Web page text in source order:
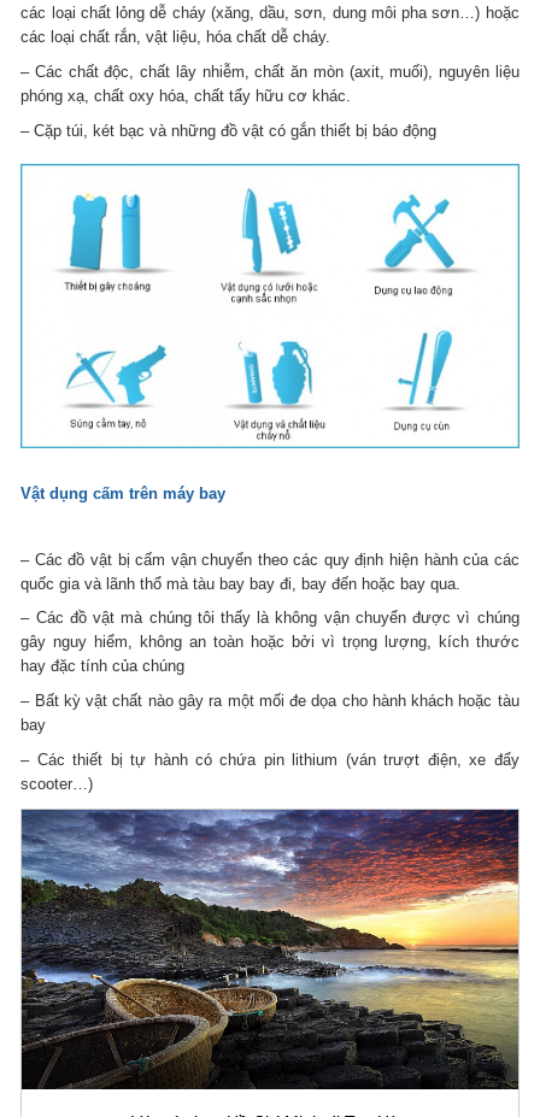
các loại chất lỏng dễ cháy (xăng, dầu, sơn, dung môi pha sơn…) hoặc
các loại chất rắn, vật liệu, hóa chất dễ cháy.
– Các chất độc, chất lây nhiễm, chất ăn mòn (axit, muối), nguyên liệu
phóng xạ, chất oxy hóa, chất tẩy hữu cơ khác.
– Cặp túi, két bạc và những đồ vật có gắn thiết bị báo động
Vật dụng cấm trên máy bay
– Các đồ vật bị cấm vận chuyển theo các quy định hiện hành của các
quốc gia và lãnh thổ mà tàu bay bay đi, bay đến hoặc bay qua.
– Các đồ vật mà chúng tôi thấy là không vận chuyển được vì chúng
gây nguy hiểm, không an toàn hoặc bởi vì trọng lượng, kích thước
hay đặc tính của chúng
– Bất kỳ vật chất nào gây ra một mối đe dọa cho hành khách hoặc tàu
bay
– Các thiết bị tự hành có chứa pin lithium (ván trượt điện, xe đẩy
scooter…)